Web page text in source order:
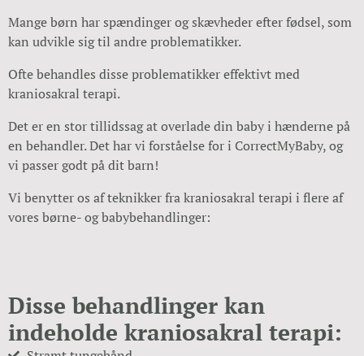
Mange børn har spændinger og skævheder efter fødsel, som
kan udvikle sig til andre problematikker.
Ofte behandles disse problematikker effektivt med
kraniosakral terapi.
Det er en stor tillidssag at overlade din baby i hænderne på
en behandler.Det har vi forståelse for i CorrectMyBaby, og
vi passer godt på dit barn!
Vi benytter os af teknikker fra kraniosakral terapi i flere af
vores børne- og babybehandlinger:
Disse behandlinger kan
indeholde kraniosakral terapi: